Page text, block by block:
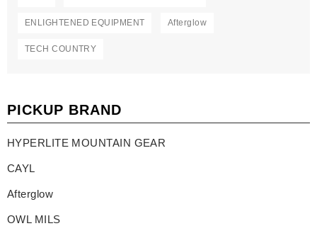
ENLIGHTENED EQUIPMENT Afterglow
TECH COUNTRY
PICKUP BRAND
HYPERLITE MOUNTAIN GEAR
CAYL
Afterglow
OWL MILS